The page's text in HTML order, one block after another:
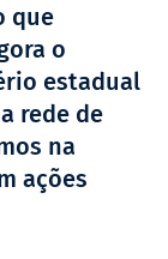
que
o
estadual
rede de
na
ações